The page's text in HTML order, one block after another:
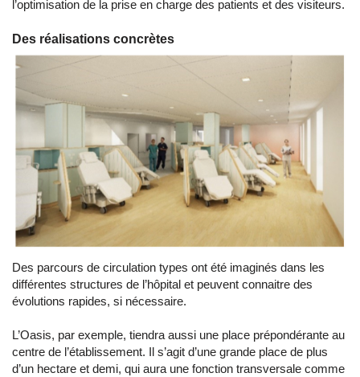
l’optimisation de la prise en charge des patients et des visiteurs.
Des réalisations concrètes
Des parcours de circulation types ont été imaginés dans les
différentes structures de l’hôpital et peuvent connaitre des
évolutions rapides, si nécessaire.
L’Oasis, par exemple, tiendra aussi une place prépondérante au
centre de l’établissement. Il s’agit d’une grande place de plus
d’un hectare et demi, qui aura une fonction transversale comme